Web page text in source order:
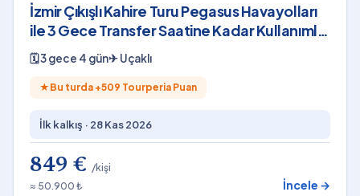
İzmir Çıkışlı Kahire Turu Pegasus Havayolları
ile 3 Gece Transfer Saatine Kadar Kullanımlı
Shakira Konser Bileti Dahil
🗓3 gece 4 gün✈Uçaklı
★ Bu turda +509 Tourperia Puan
İlk kalkış · 28 Kas 2026
849 € /kişi
≈ 50.900 ₺
İncele →